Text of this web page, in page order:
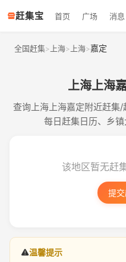
赶集宝 首页 广场 消息
全国赶集> 上海> 上海>嘉定
上海上海
查询上海上海嘉定附近赶集
每日赶集日历、乡镇
该地区暂无赶
提
温馨提示